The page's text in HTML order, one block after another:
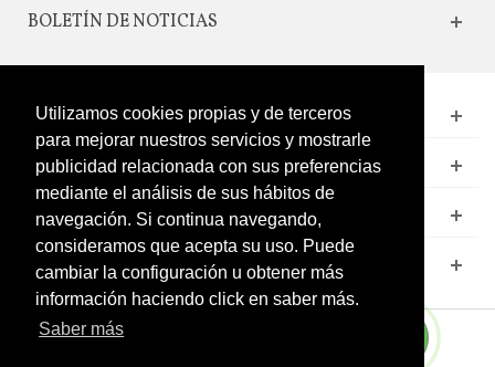
Utilizamos cookies propias y de terceros
para mejorar nuestros servicios y mostrarle
publicidad relacionada con sus preferencias
mediante el análisis de sus hábitos de
navegación. Si continua navegando,
consideramos que acepta su uso. Puede
cambiar la configuración u obtener más
información haciendo click en saber más.
Saber más
BOLETÍN DE NOTICIAS
CONTACTO
LEGAL
CATÁLOGO
MI CUENTA